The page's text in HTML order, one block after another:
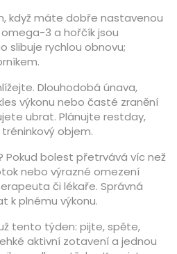
když máte dobře nastavenou
omega-3 a hořčík jsou
slibuje rychlou obnovu;
Dlouhodobá únava,
výkonu nebo časté zranění
ubrat. Plánujte restday,
objem.
Pokud bolest přetrvává víc než
nebo výrazné omezení
či lékaře. Správná
k plnému výkonu.
tento týden: pijte, spěte,
aktivní zotavení a jednou